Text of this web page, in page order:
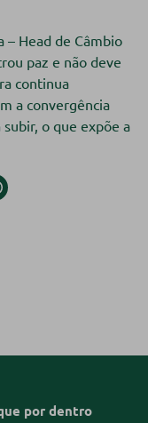
– Head de Câmbio
paz e não deve
continua
a convergência
o que expõe a
por dentro